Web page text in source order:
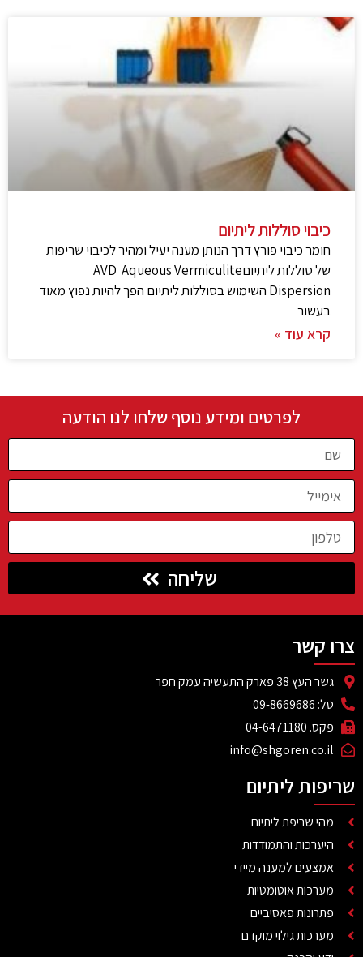
כיבוי סוללות ליתיום
חומר כיבוי פורץ דרך הנותן מענה יעיל ומהיר לכיבוי שריפות
של סוללות ליתיוםAVD ­ Aqueous Vermiculite
Dispersion השימוש בסוללות ליתיום הפך להיות נפוץ מאוד
בעשור
קרא עוד »
לפרטים ומידע נוסף שלחו לנו הודעה
שליחה
צרו קשר
גשר העץ 38 פארק התעשיה עמק חפר
טל: 09-8669686
פקס. 04-6471180
info@shgoren.co.il
שריפות ליתיום
מהי שריפת ליתיום
היערכות והתמודדות
אמצעים למענה מיידי
מערכות אוטומטיות
פתרונות פאסיביים
מערכות גילוי מוקדם